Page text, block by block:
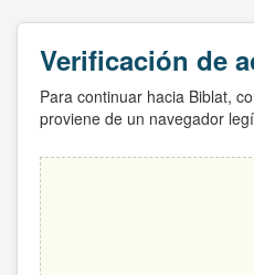
Verificación de
Para continuar hacia Biblat,
proviene de un navegador